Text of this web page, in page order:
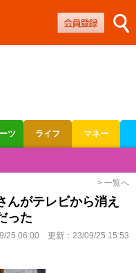
ツ ライフ マネー
> 一覧へ
んがテレビから消え
った
25 06:00 更新： 23/09/25 15:53